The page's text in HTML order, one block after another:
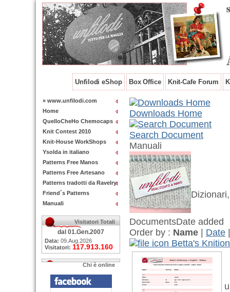
Unfilodi eShop Box Office Knit-Cafe Forum
» www.unfilodi.com
Home
QuelloCheHo Chemocaps
Knit Contest 2010
Knit-House WorkShops
Ysolda in italiano
Patterns Free Manos
Patterns Free Artesano
Patterns tradotti da Ravelry
Friend´s Patterns
Manuali
Visitatori Totali
dal 01.Gen.2007
Data: 09.Aug.2026
Visitatori: 117.913.160
Chi è online
Downloads Home
Search Document
Manuali
DocumentsDate added
Order by : Name Date
Betta's